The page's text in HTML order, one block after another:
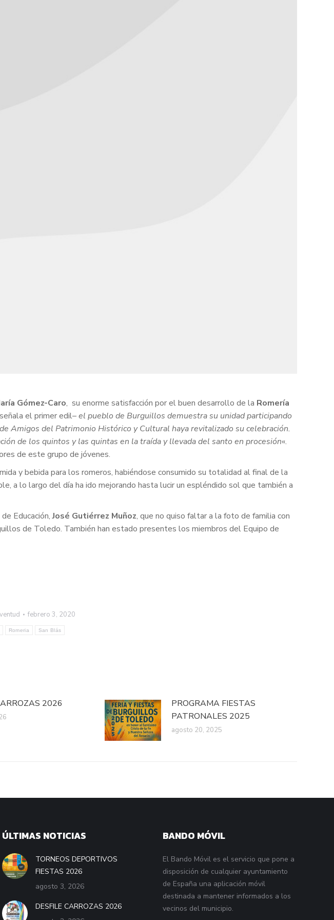
Gómez-Caro, su enorme satisfacción por el buen desarrollo de la Romería
señala el primer edil– el pueblo de Burguillos demuestra su unidad participando
Amigos del Patrimonio Histórico y Cultural haya revitalizado su celebración.
de los quintos y las quintas en la traída y llevada del santo en procesión«.
de este grupo de jóvenes.
y bebida para los romeros, habiéndose consumido su totalidad al final de la
a lo largo del día ha ido mejorando hasta lucir un espléndido sol que también a
Educación,José Gutiérrez Muñoz, que no quiso faltar a la foto de familia con
de Toledo. También han estado presentes los miembros del Equipo de
febrero 3, 2020
Romeria San Blás
2026
PROGRAMA FIESTAS
PATRONALES 2025
agosto 20, 2025
ÚLTIMAS NOTICIAS
TORNEOS DEPORTIVOS
FIESTAS 2026
agosto 3, 2026
DESFILE CARROZAS 2026
BANDO MÓVIL
El Bando Móvil es el servicio que pone a
disposición de cualquier ayuntamiento
de España una aplicación móvil
destinada a mantener informados a los
vecinos del municipio.